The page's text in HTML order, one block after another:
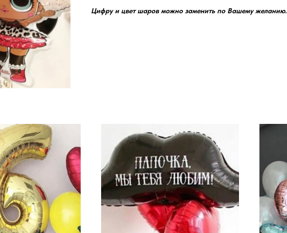
Цифру и цвет шаров можно заменить по Вашему желанию.